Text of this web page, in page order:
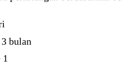
bulan